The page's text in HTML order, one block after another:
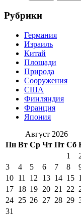
Рубрики
Германия
Израиль
Китай
Площади
Природа
Сооружения
США
Финляндия
Франция
Япония
Август 2026
Пн Вт Ср Чт Пт Сб
1
3
4 5 6 7 8
10 11 12 13 14 15
17 18 19 20 21 22
24 25 26 27 28 29
31